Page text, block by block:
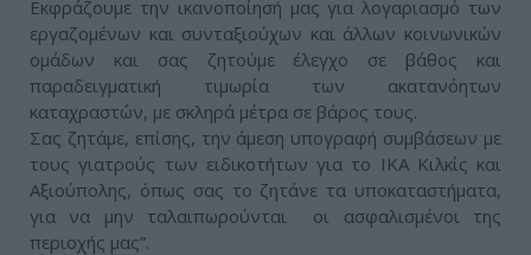
Εκφράζουμε την ικανοποίησή μας για λογαριασμό των
εργαζομένων και συνταξιούχων και άλλων κοινωνικών
ομάδων και σας ζητούμε έλεγχο σε βάθος και
παραδειγματική τιμωρία των ακατανόητων
καταχραστών, με σκληρά μέτρα σε βάρος τους.
Σας ζητάμε, επίσης, την άμεση υπογραφή συμβάσεων με
τους γιατρούς των ειδικοτήτων για το ΙΚΑ Κιλκίς και
Αξιούπολης, όπως σας το ζητάνε τα υποκαταστήματα,
για να μην ταλαιπωρούνται οι ασφαλισμένοι της
περιοχής μας”.